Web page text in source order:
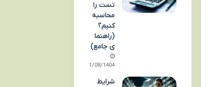
تست را
محاسبه
کنیم؟
(راهنما
ی جامع)
11/08/1404
شرایط